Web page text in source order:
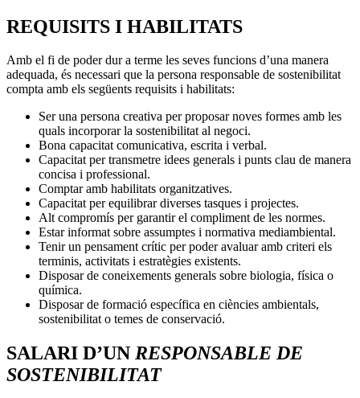
REQUISITS I HABILITATS
Amb el fi de poder dur a terme les seves funcions d’una manera
adequada, és necessari que la persona responsable de sostenibilitat
compta amb els següents requisits i habilitats:
Ser una persona creativa per proposar noves formes amb les
quals incorporar la sostenibilitat al negoci.
Bona capacitat comunicativa, escrita i verbal.
Capacitat per transmetre idees generals i punts clau de manera
concisa i professional.
Comptar amb habilitats organitzatives.
Capacitat per equilibrar diverses tasques i projectes.
Alt compromís per garantir el compliment de les normes.
Estar informat sobre assumptes i normativa mediambiental.
Tenir un pensament crític per poder avaluar amb criteri els
terminis, activitats i estratègies existents.
Disposar de coneixements generals sobre biologia, física o
química.
Disposar de formació específica en ciències ambientals,
sostenibilitat o temes de conservació.
SALARI D’UN RESPONSABLE DE
SOSTENIBILITAT